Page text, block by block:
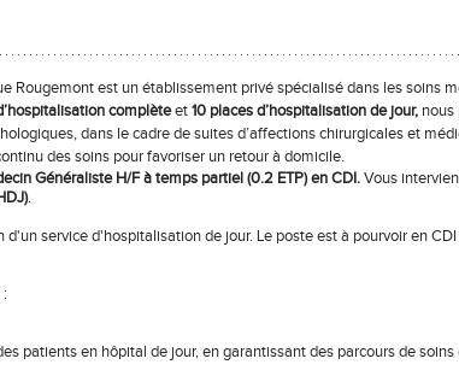
Rougemont est un établissement privé spécialisé dans les soins
complèteet10 places d’hospitalisation de jour, nous
dans le cadre de suites d’affections chirurgicales et
des soins pour favoriser un retour à domicile.
Généraliste H/F à temps partiel (0.2 ETP) enCDI.Vous
.
d'un service d'hospitalisation de jour. Le poste est à pourvoir en
patients en hôpital de jour, en garantissant des parcours de